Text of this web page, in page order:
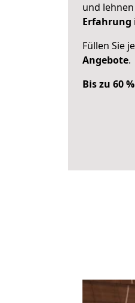
und
Erfahrung
Füllen Sie
Angebote.
Bis zu 60